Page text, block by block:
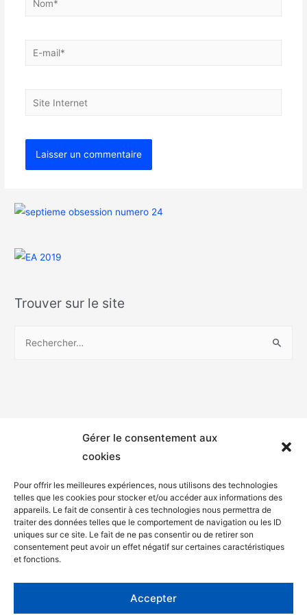
Gérer le consentement aux
cookies
Pour offrir les meilleures expériences, nous utilisons des technologies
telles que les cookies pour stocker et/ou accéder aux informations des
appareils. Le fait de consentir à ces technologies nous permettra de
traiter des données telles que le comportement de navigation ou les ID
uniques sur ce site. Le fait de ne pas consentir ou de retirer son
consentement peut avoir un effet négatif sur certaines caractéristiques
et fonctions.
Accepter
Trouver sur le site
Mentions légales
Politique de confidentialité